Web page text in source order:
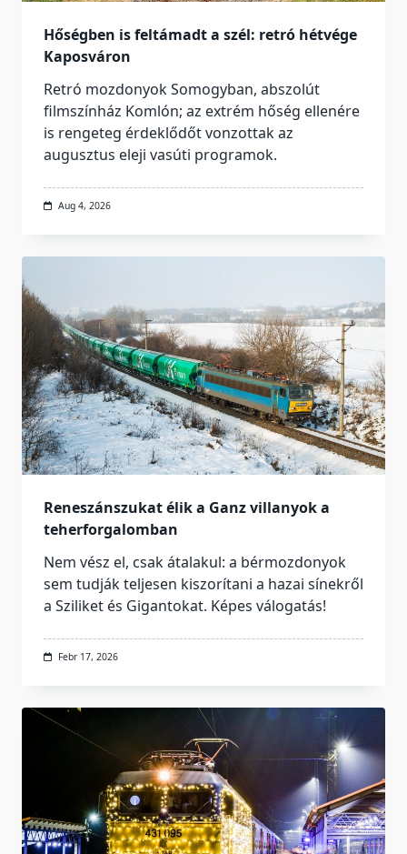
Hőségben is feltámadt a szél: retró hétvége
Kaposváron
Retró mozdonyok Somogyban, abszolút
filmszínház Komlón; az extrém hőség ellenére
is rengeteg érdeklődőt vonzottak az
augusztus eleji vasúti programok.
Aug 4, 2026
Reneszánszukat élik a Ganz villanyok a
teherforgalomban
Nem vész el, csak átalakul: a bérmozdonyok
sem tudják teljesen kiszorítani a hazai sínekről
a Sziliket és Gigantokat. Képes válogatás!
Febr 17, 2026